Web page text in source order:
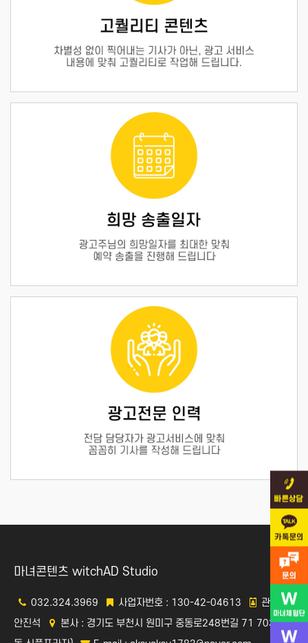
마녀콘텐츠 witchAD Studio
032.324.3969 사업자번호 : 130-42-04613
관리자 :
안진석
본사 : 경기도 부천시 원미구 중동로248번길 71 703(중